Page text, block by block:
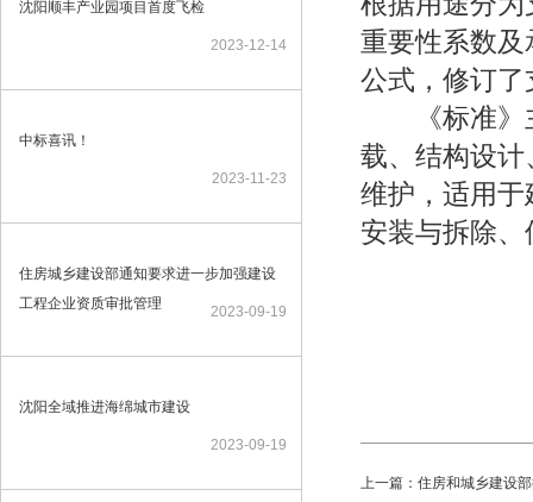
沈阳顺丰产业园项目首度飞检
2023-12-14
中标喜讯！
2023-11-23
住房城乡建设部通知要求进一步加强建设
工程企业资质审批管理
2023-09-19
沈阳全域推进海绵城市建设
2023-09-19
重要性系数
公式，修订
《标准》主
载、结构设
维护，适用
安装与拆除
上一篇：住房和城乡建设